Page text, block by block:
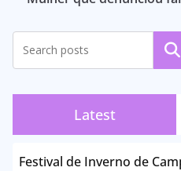
Latest
Festival de Inverno de